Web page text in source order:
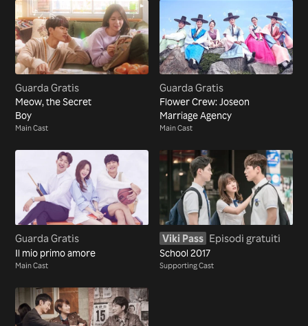
Guarda Gratis
Meow, the Secret
Boy
Main Cast
Guarda Gratis
Flower Crew: Joseon
Marriage Agency
Main Cast
Guarda Gratis
Il mio primo amore
Main Cast
Viki Pass Episodi gratuiti
School 2017
Supporting Cast